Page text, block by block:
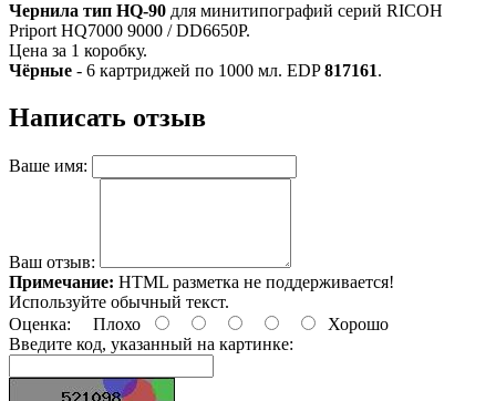
Чернила тип HQ-90 для минитипографий серий RICOH
Priport HQ7000 9000 / DD6650P.
Цена за 1 коробку.
Чёрные - 6 картриджей по 1000 мл. EDP817161.
Написать отзыв
Ваше имя:
Ваш отзыв:
Примечание: HTML разметка не поддерживается!
Используйте обычный текст.
Оценка: Плохо
Хорошо
Введите код, указанный на картинке: